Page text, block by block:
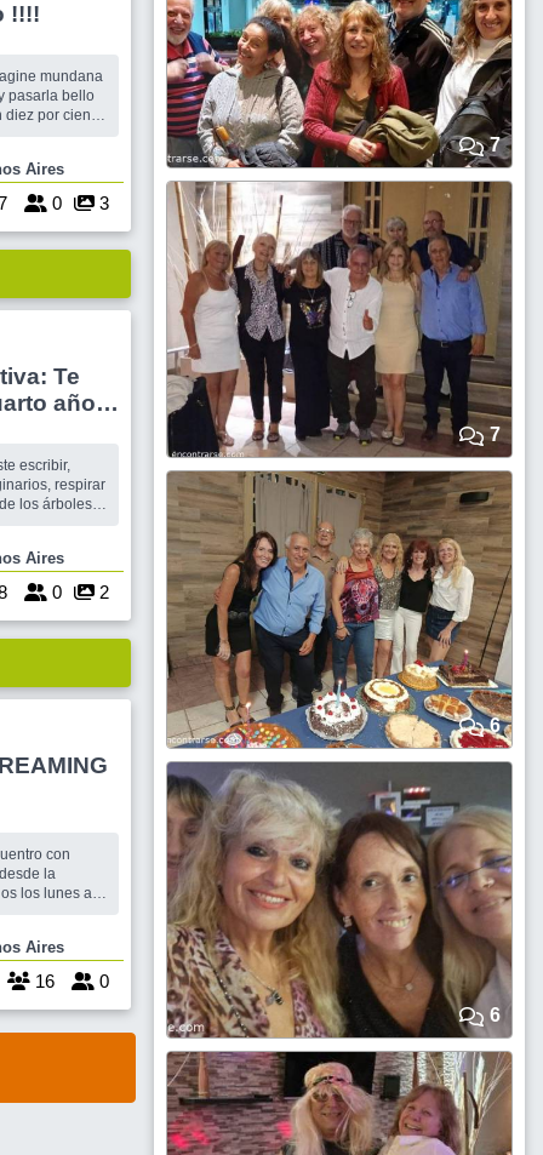
!!!!
mundana
pasarla bello
diez por ciento
aun
Aires
0 3
Te
año
escribir,
respirar
Aires
0 2
con
la
los lunes a
Aires
16 0
7
7
6
6